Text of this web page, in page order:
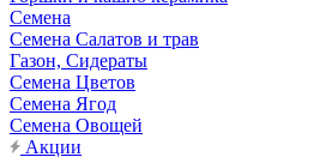
Семена
Семена Салатов и трав
Газон, Сидераты
Семена Цветов
Семена Ягод
Семена Овощей
Акции